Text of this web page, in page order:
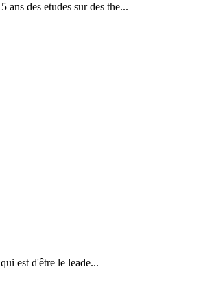
ans des etudes sur des the...
est d'être le leade...